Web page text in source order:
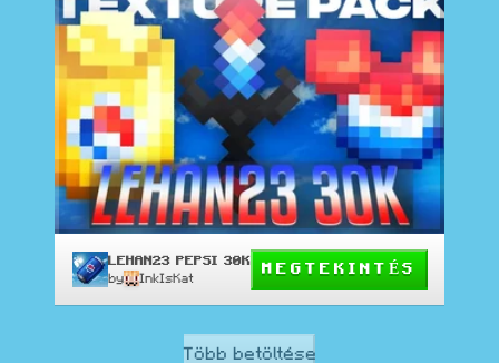
LEHAN23 PEPSI 30K
by InkIsKat
MEGTEKINTÉS
Több betöltése